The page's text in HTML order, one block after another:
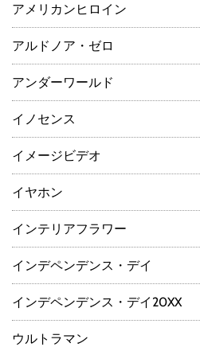
アメリカンヒロイン
アルドノア・ゼロ
アンダーワールド
イノセンス
イメージビデオ
イヤホン
インテリアフラワー
インデペンデンス・デイ
インデペンデンス・デイ20XX
ウルトラマン